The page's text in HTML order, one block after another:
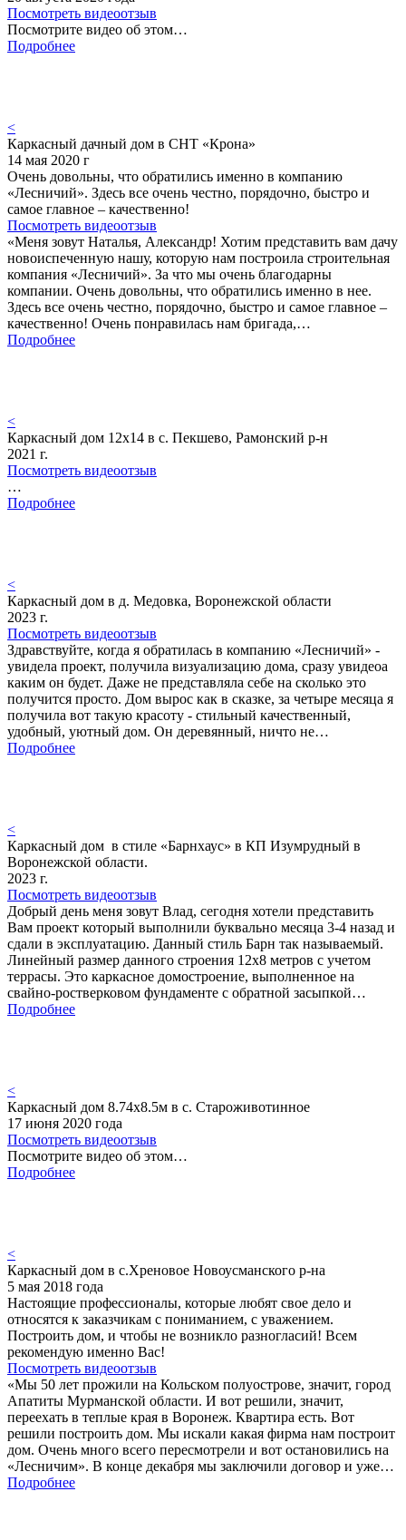
Посмотреть видеоотзыв
Посмотрите видео об этом…
Подробнее
<
Каркасный дачный дом в СНТ «Крона»
14 мая 2020 г
Очень довольны, что обратились именно в компанию
«Лесничий». Здесь все очень честно, порядочно, быстро и
самое главное – качественно!
Посмотреть видеоотзыв
«Меня зовут Наталья, Александр! Хотим представить вам дачу
новоиспеченную нашу, которую нам построила строительная
компания «Лесничий». За что мы очень благодарны
компании. Очень довольны, что обратились именно в нее.
Здесь все очень честно, порядочно, быстро и самое главное –
качественно! Очень понравилась нам бригада,…
Подробнее
<
Каркасный дом 12х14 в с. Пекшево, Рамонский р-н
2021 г.
Посмотреть видеоотзыв
…
Подробнее
<
Каркасный дом в д. Медовка, Воронежской области
2023 г.
Посмотреть видеоотзыв
Здравствуйте, когда я обратилась в компанию «Лесничий» -
увидела проект, получила визуализацию дома, сразу увидеоа
каким он будет. Даже не представляла себе на сколько это
получится просто. Дом вырос как в сказке, за четыре месяца я
получила вот такую красоту - стильный качественный,
удобный, уютный дом. Он деревянный, ничто не…
Подробнее
<
Каркасный дом в стиле «Барнхаус» в КП Изумрудный в
Воронежской области.
2023 г.
Посмотреть видеоотзыв
Добрый день меня зовут Влад, сегодня хотели представить
Вам проект который выполнили буквально месяца 3-4 назад и
сдали в эксплуатацию. Данный стиль Барн так называемый.
Линейный размер данного строения 12х8 метров с учетом
террасы. Это каркасное домостроение, выполненное на
свайно-ростверковом фундаменте с обратной засыпкой…
Подробнее
<
Каркасный дом 8.74х8.5м в с. Староживотинное
17 июня 2020 года
Посмотреть видеоотзыв
Посмотрите видео об этом…
Подробнее
<
Каркасный дом в с.Хреновое Новоусманского р-на
5 мая 2018 года
Настоящие профессионалы, которые любят свое дело и
относятся к заказчикам с пониманием, с уважением.
Построить дом, и чтобы не возникло разногласий! Всем
рекомендую именно Вас!
Посмотреть видеоотзыв
«Мы 50 лет прожили на Кольском полуострове, значит, город
Апатиты Мурманской области. И вот решили, значит,
переехать в теплые края в Воронеж. Квартира есть. Вот
решили построить дом. Мы искали какая фирма нам построит
дом. Очень много всего пересмотрели и вот остановились на
«Лесничим». В конце декабря мы заключили договор и уже…
Подробнее